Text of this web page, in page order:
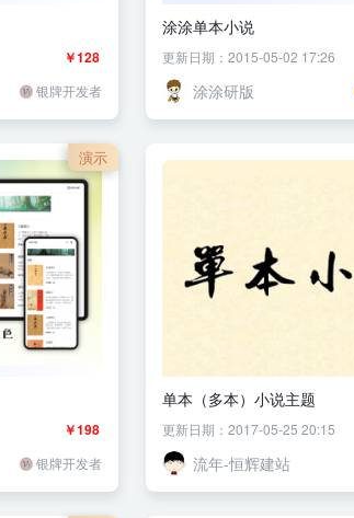
￥128
银牌开发者
涂涂单本小说
更新日期：2015-05-02 17:26
涂涂研版
演示
￥198
银牌开发者
单本（多本）小说主题
更新日期：2017-05-25 20:15
流年-恒辉建站